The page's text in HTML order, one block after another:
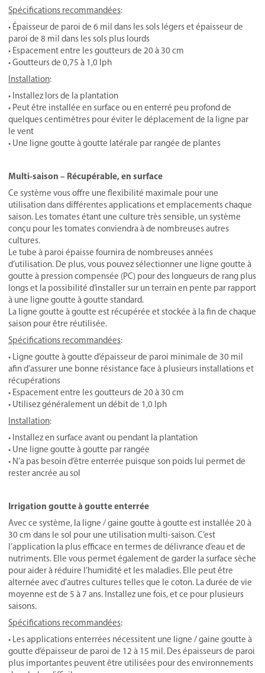
Spécifications recommandées:
• Épaisseur de paroi de 6 mil dans les sols légers et épaisseur de
paroi de 8 mil dans les sols plus lourds
• Espacement entre les goutteurs de 20 à 30 cm
• Goutteurs de 0,75 à 1,0 lph
Installation:
• Installez lors de la plantation
• Peut être installée en surface ou en enterré peu profond de
quelques centimètres pour éviter le déplacement de la ligne par
le vent
• Une ligne goutte à goutte latérale par rangée de plantes
Multi-saison – Récupérable, en surface
Ce système vous offre une flexibilité maximale pour une
utilisation dans différentes applications et emplacements chaque
saison. Les tomates étant une culture très sensible, un système
conçu pour les tomates conviendra à de nombreuses autres
cultures.
Le tube à paroi épaisse fournira de nombreuses années
d’utilisation. De plus, vous pouvez sélectionner une ligne goutte à
goutte à pression compensée (PC) pour des longueurs de rang plus
longs et la possibilité d’installer sur un terrain en pente par rapport
à une ligne goutte à goutte standard.
La ligne goutte à goutte est récupérée et stockée à la fin de chaque
saison pour être réutilisée.
Spécifications recommandées:
• Ligne goutte à goutte d’épaisseur de paroi minimale de 30 mil
afin d’assurer une bonne résistance face à plusieurs installations et
récupérations
• Espacement entre les goutteurs de 20 à 30 cm
• Utilisez généralement un débit de 1,0 lph
Installation:
• Installez en surface avant ou pendant la plantation
• Une ligne goutte à goutte par rangée
• N’a pas besoin d’être enterrée puisque son poids lui permet de
rester ancrée au sol
Irrigation goutte à goutte enterrée
Avec ce système, la ligne / gaine goutte à goutte est installée 20 à
30 cm dans le sol pour une utilisation multi-saison. C’est
l’application la plus efficace en termes de délivrance d’eau et de
nutriments. Elle vous permet également de garder la surface sèche
pour aider à réduire l’humidité et les maladies. Elle peut être
alternée avec d’autres cultures telles que le coton. La durée de vie
moyenne est de 5 à 7 ans. Installez une fois, et ce pour plusieurs
saisons.
Spécifications recommandées:
• Les applications enterrées nécessitent une ligne / gaine goutte à
goutte d’épaisseur de paroi de 12 à 15 mil. Des épaisseurs de paroi
plus importantes peuvent être utilisées pour des environnements